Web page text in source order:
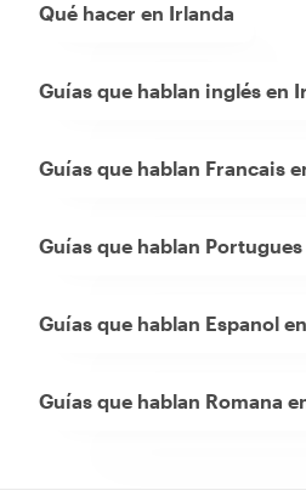
Qué hacer en Irlanda
Guías que hablan inglés en
Guías que hablan Francais
Guías que hablan
Guías que hablan Espanol
Guías que hablan Romana